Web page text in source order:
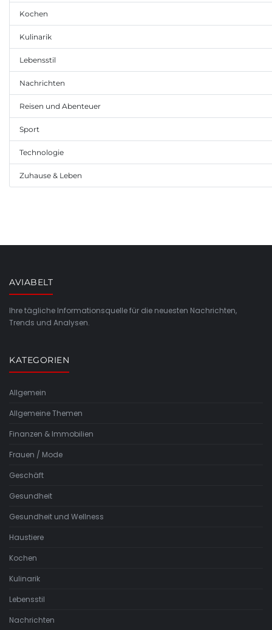
Kochen
Kulinarik
Lebensstil
Nachrichten
Reisen und Abenteuer
Sport
Technologie
Zuhause & Leben
AVIABELT
Ihre tägliche Informationsquelle für die neuesten Nachrichten,
Trends und Analysen.
KATEGORIEN
Allgemein
Allgemeine Themen
Finanzen & Immobilien
Frauen / Mode
Geschäft
Gesundheit
Gesundheit und Wellness
Haustiere
Kochen
Kulinarik
Lebensstil
Nachrichten